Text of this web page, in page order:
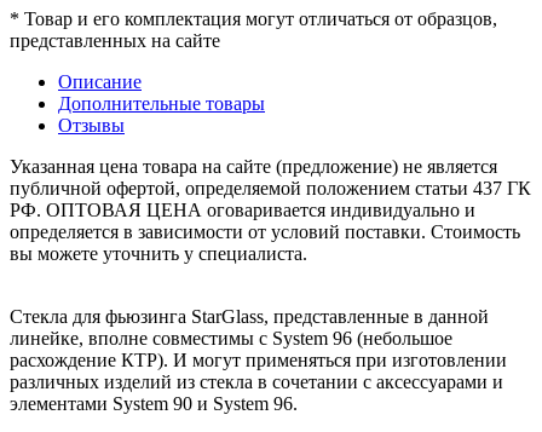
* Товар и его комплектация могут отличаться от образцов,
представленных на сайте
Описание
Дополнительные товары
Отзывы
Указанная цена товара на сайте (предложение) не является
публичной офертой, определяемой положением статьи 437 ГК
РФ. ОПТОВАЯ ЦЕНА оговаривается индивидуально и
определяется в зависимости от условий поставки. Стоимость
вы можете уточнить у специалиста.
Стекла для фьюзинга StarGlass, представленные в данной
линейке, вполне совместимы с System 96 (небольшое
расхождение КТР). И могут применяться при изготовлении
различных изделий из стекла в сочетании с аксессуарами и
элементами System 90 и System 96.